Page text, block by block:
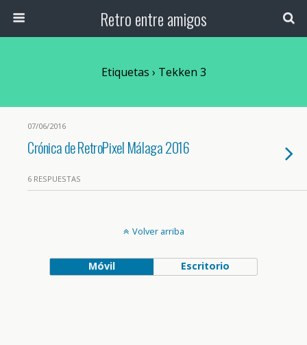
Retro entre amigos
Etiquetas › Tekken 3
07/06/2016
Crónica de RetroPixel Málaga 2016
6 RESPUESTAS
Volver arriba
Móvil Escritorio